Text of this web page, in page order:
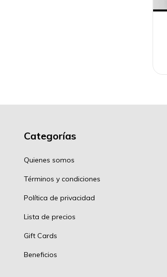
Categorías
Quienes somos
Términos y condiciones
Política de privacidad
Lista de precios
Gift Cards
Beneficios